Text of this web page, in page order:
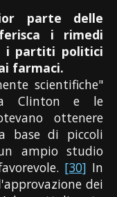
parte delle
i rimedi
i partiti politici
farmaci.
scientifiche"
Clinton e le
ottenere
base di piccoli
ampio studio
[30] In
dei